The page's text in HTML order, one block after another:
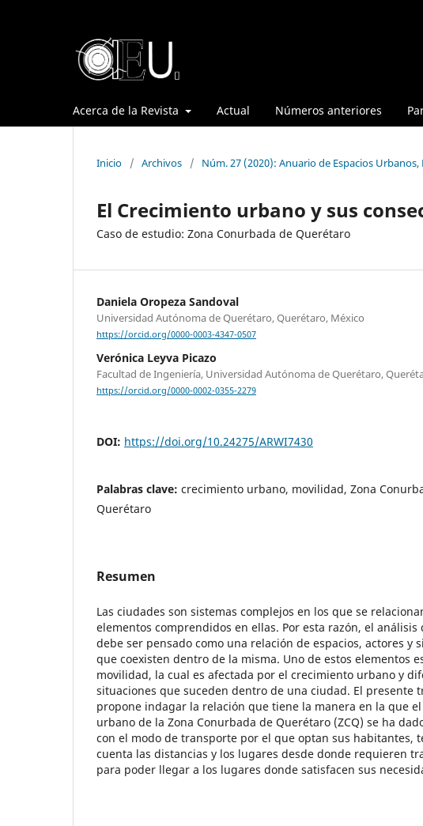
Acerca de la Revista Actual Números anteriores
Inicio / Archivos / Núm. 27 (2020): Anuario de Espacios
El Crecimiento urbano y sus
Caso de estudio: Zona Conurbada de Querétaro
Daniela Oropeza Sandoval
Universidad Autónoma de Querétaro, Querétaro, México
https://orcid.org/0000-0003-4347-0507
Verónica Leyva Picazo
Facultad de Ingeniería, Universidad Autónoma de Querétaro,
https://orcid.org/0000-0002-0355-2279
DOI: https://doi.org/10.24275/ARWI7430
Palabras clave: crecimiento urbano, movilidad, Zona
Querétaro
Resumen
Las ciudades son sistemas complejos en los que se
elementos comprendidos en ellas. Por esta razón, el análisis
debe ser pensado como una relación de espacios, actores y
que coexisten dentro de la misma. Uno de estos elementos
movilidad, la cual es afectada por el crecimiento urbano y
situaciones que suceden dentro de una ciudad. El presente
propone indagar la relación que tiene la manera en la que
urbano de la Zona Conurbada de Querétaro (ZCQ) se ha
con el modo de transporte por el que optan sus habitantes,
cuenta las distancias y los lugares desde donde requieren
para poder llegar a los lugares donde satisfacen sus